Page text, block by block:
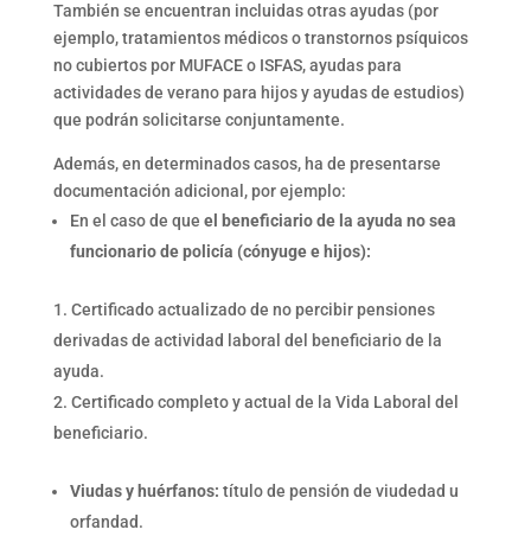
También se encuentran incluidas otras ayudas (por
ejemplo, tratamientos médicos o transtornos psíquicos
no cubiertos por MUFACE o ISFAS, ayudas para
actividades de verano para hijos y ayudas de estudios)
que podrán solicitarse conjuntamente.
Además, en determinados casos, ha de presentarse
documentación adicional, por ejemplo:
En el caso de que el beneficiario de la ayuda no sea
funcionario de policía (cónyuge e hijos):
Certificado actualizado de no percibir pensiones
derivadas de actividad laboral del beneficiario de la
ayuda.
Certificado completo y actual de la Vida Laboral del
beneficiario.
Viudas y huérfanos: título de pensión de viudedad u
orfandad.